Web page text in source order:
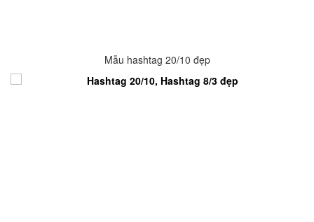
Mẫu hashtag 20/10 đẹp